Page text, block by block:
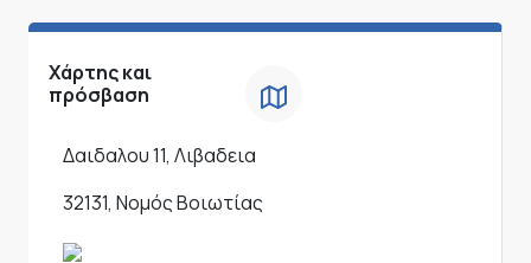
Χάρτης και
πρόσβαση
Δαιδαλου 11, Λιβαδεια
32131, Νομός Βοιωτίας